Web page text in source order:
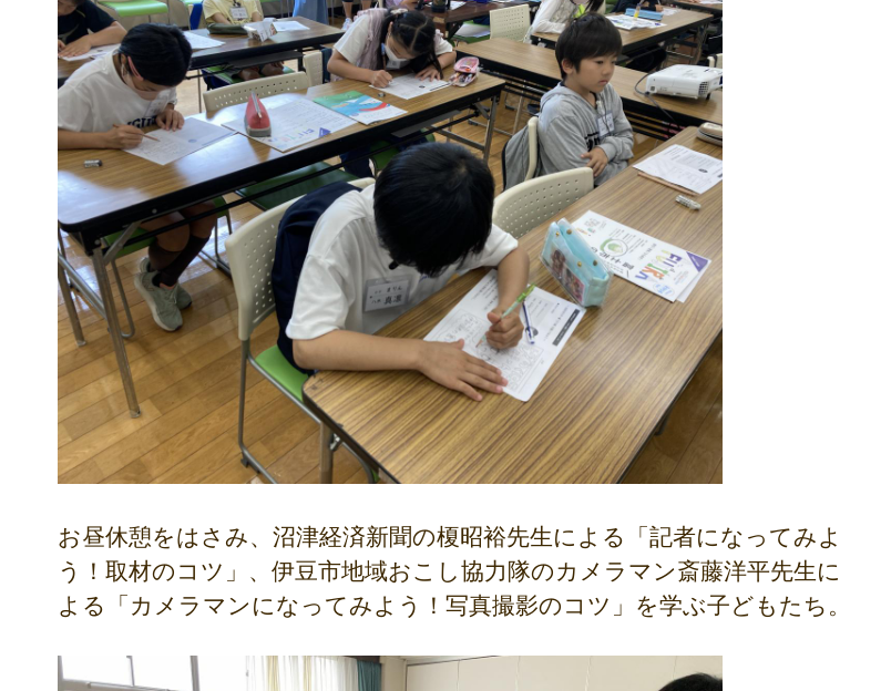
お昼休憩をはさみ、沼津経済新聞の榎昭裕先生による「記者になってみよ
う！取材のコツ」、伊豆市地域おこし協力隊のカメラマン斎藤洋平先生に
よる「カメラマンになってみよう！写真撮影のコツ」を学ぶ子どもたち。